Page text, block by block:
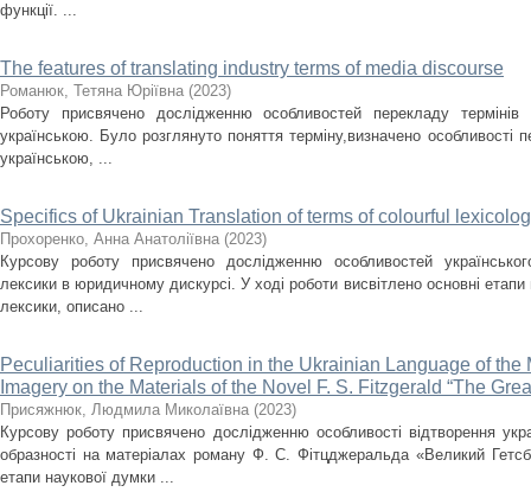
функції. ...
The features of translating industry terms of media discourse
Романюк, Тетяна Юріївна (2023)
Роботу присвячено дослідженню особливостей перекладу термінів
українською. Було розглянуто поняття терміну,визначено особливості
українською, ...
Specifics of Ukrainian Translation оf terms of colourful
Прохоренко, Анна Анатоліївна (2023)
Курсову роботу присвячено дослідженню особливостей
лексики в юридичному дискурсі. У ході роботи висвітлено основні етапи
лексики, описано ...
Peculiarities of Reproduction in the Ukrainian Language of the
Imagery on the Materials of the Novel F. S. Fitzgerald “The
Присяжнюк, Людмила Миколаївна (2023)
Курсову роботу присвячено дослідженню особливості відтворення
образності на матеріалах роману Ф. С. Фітцджеральда «Великий
етапи наукової думки ...